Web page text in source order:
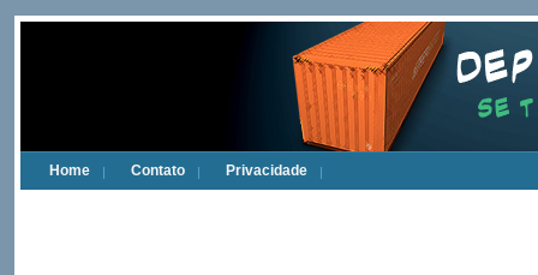
Home Contato Privacidade